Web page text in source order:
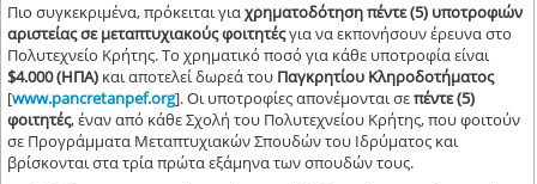
Πιο συγκεκριμένα, πρόκειται γιαχρηματοδότηση πέντε (5) υποτροφιών
αριστείας σε μεταπτυχιακούς φοιτητέςγια να εκπονήσουν έρευνα στο
Πολυτεχνείο Κρήτης. Το χρηματικό ποσό για κάθε υποτροφία είναι
$4.000 (ΗΠΑ) και αποτελεί δωρεά του Παγκρητίου Κληροδοτήματος
[www.pancretanpef.org]. Οι υποτροφίες απονέμονται σεπέντε (5)
φοιτητές, έναν από κάθε Σχολή του Πολυτεχνείου Κρήτης, που φοιτούν
σε Προγράμματα Μεταπτυχιακών Σπουδών του Ιδρύματος και
βρίσκονται στα τρία πρώτα εξάμηνα των σπουδών τους.